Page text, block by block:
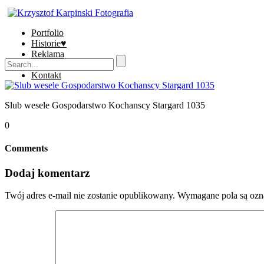
Portfolio
Historie♥
Reklama
Sklep
Kontakt
Slub wesele Gospodarstwo Kochanscy Stargard 1035
0
Comments
Dodaj komentarz
Twój adres e-mail nie zostanie opublikowany. Wymagane pola są